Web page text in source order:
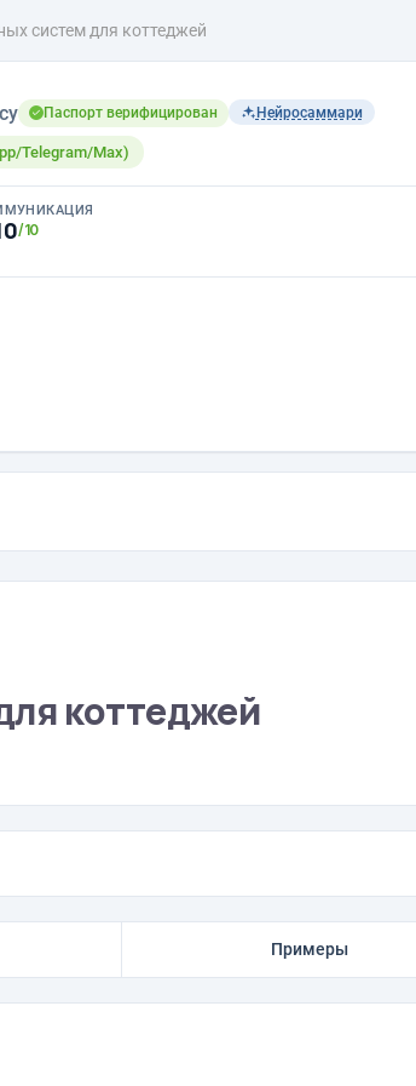
систем для коттеджей
Паспорт верифицирован Нейросаммари
Telegram/Max)
/10
коттеджей
Примеры